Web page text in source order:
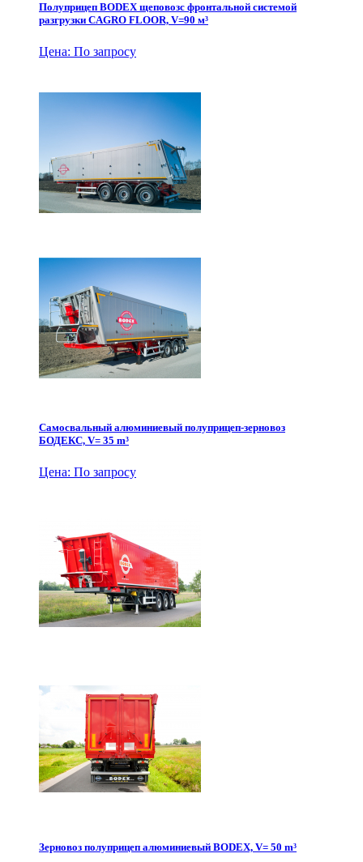
Полуприцеп BODEX щеповозс фронтальной системой
разгрузки CAGRO FLOOR, V=90 м³
Цена: По запросу
Самосвальный алюминиевый полуприцеп-зерновоз
БОДЕКС, V= 35 m³
Цена: По запросу
Зерновоз полуприцеп алюминиевый BODEX, V= 50 m³